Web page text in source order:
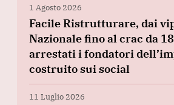
1 Agosto 2026
Facile Ristrutturare, dai
Nazionale fino al crac da
arrestati i fondatori
costruito sui social
11 Luglio 2026